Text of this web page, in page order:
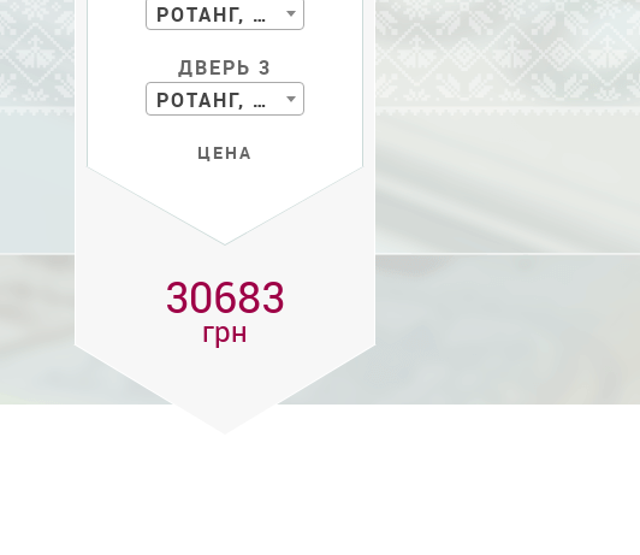
РОТАНГ, БАМБУК
ДВЕРЬ 3
РОТАНГ, БАМБУК
ЦЕНА
30683
грн